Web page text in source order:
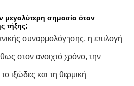
μεγαλύτερη σημασία όταν
τήξης;
συναρμολόγησης, η επιλογή
στον ανοιχτό χρόνο, την
ιξώδες και τη θερμική